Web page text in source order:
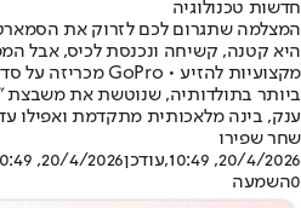
חדשות טכנולוגיה
המצלמה שתגרום לכם לזרוק את
היא קטנה, קשיחה ונכנסת לכיס, אבל
ביותר בתולדותיה, שנוטשת את משבצת
ענק, בינה מלאכותית מתקדמת ואפילו
שחר שפירו
20/4/2026, 10:49
,עודכן20/4/2026, 10:49
0השמעה